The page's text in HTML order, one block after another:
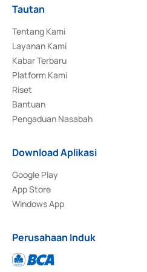
Tautan
Tentang Kami
Layanan Kami
Kabar Terbaru
Platform Kami
Riset
Bantuan
Pengaduan Nasabah
Download Aplikasi
Google Play
App Store
Windows App
Perusahaan Induk